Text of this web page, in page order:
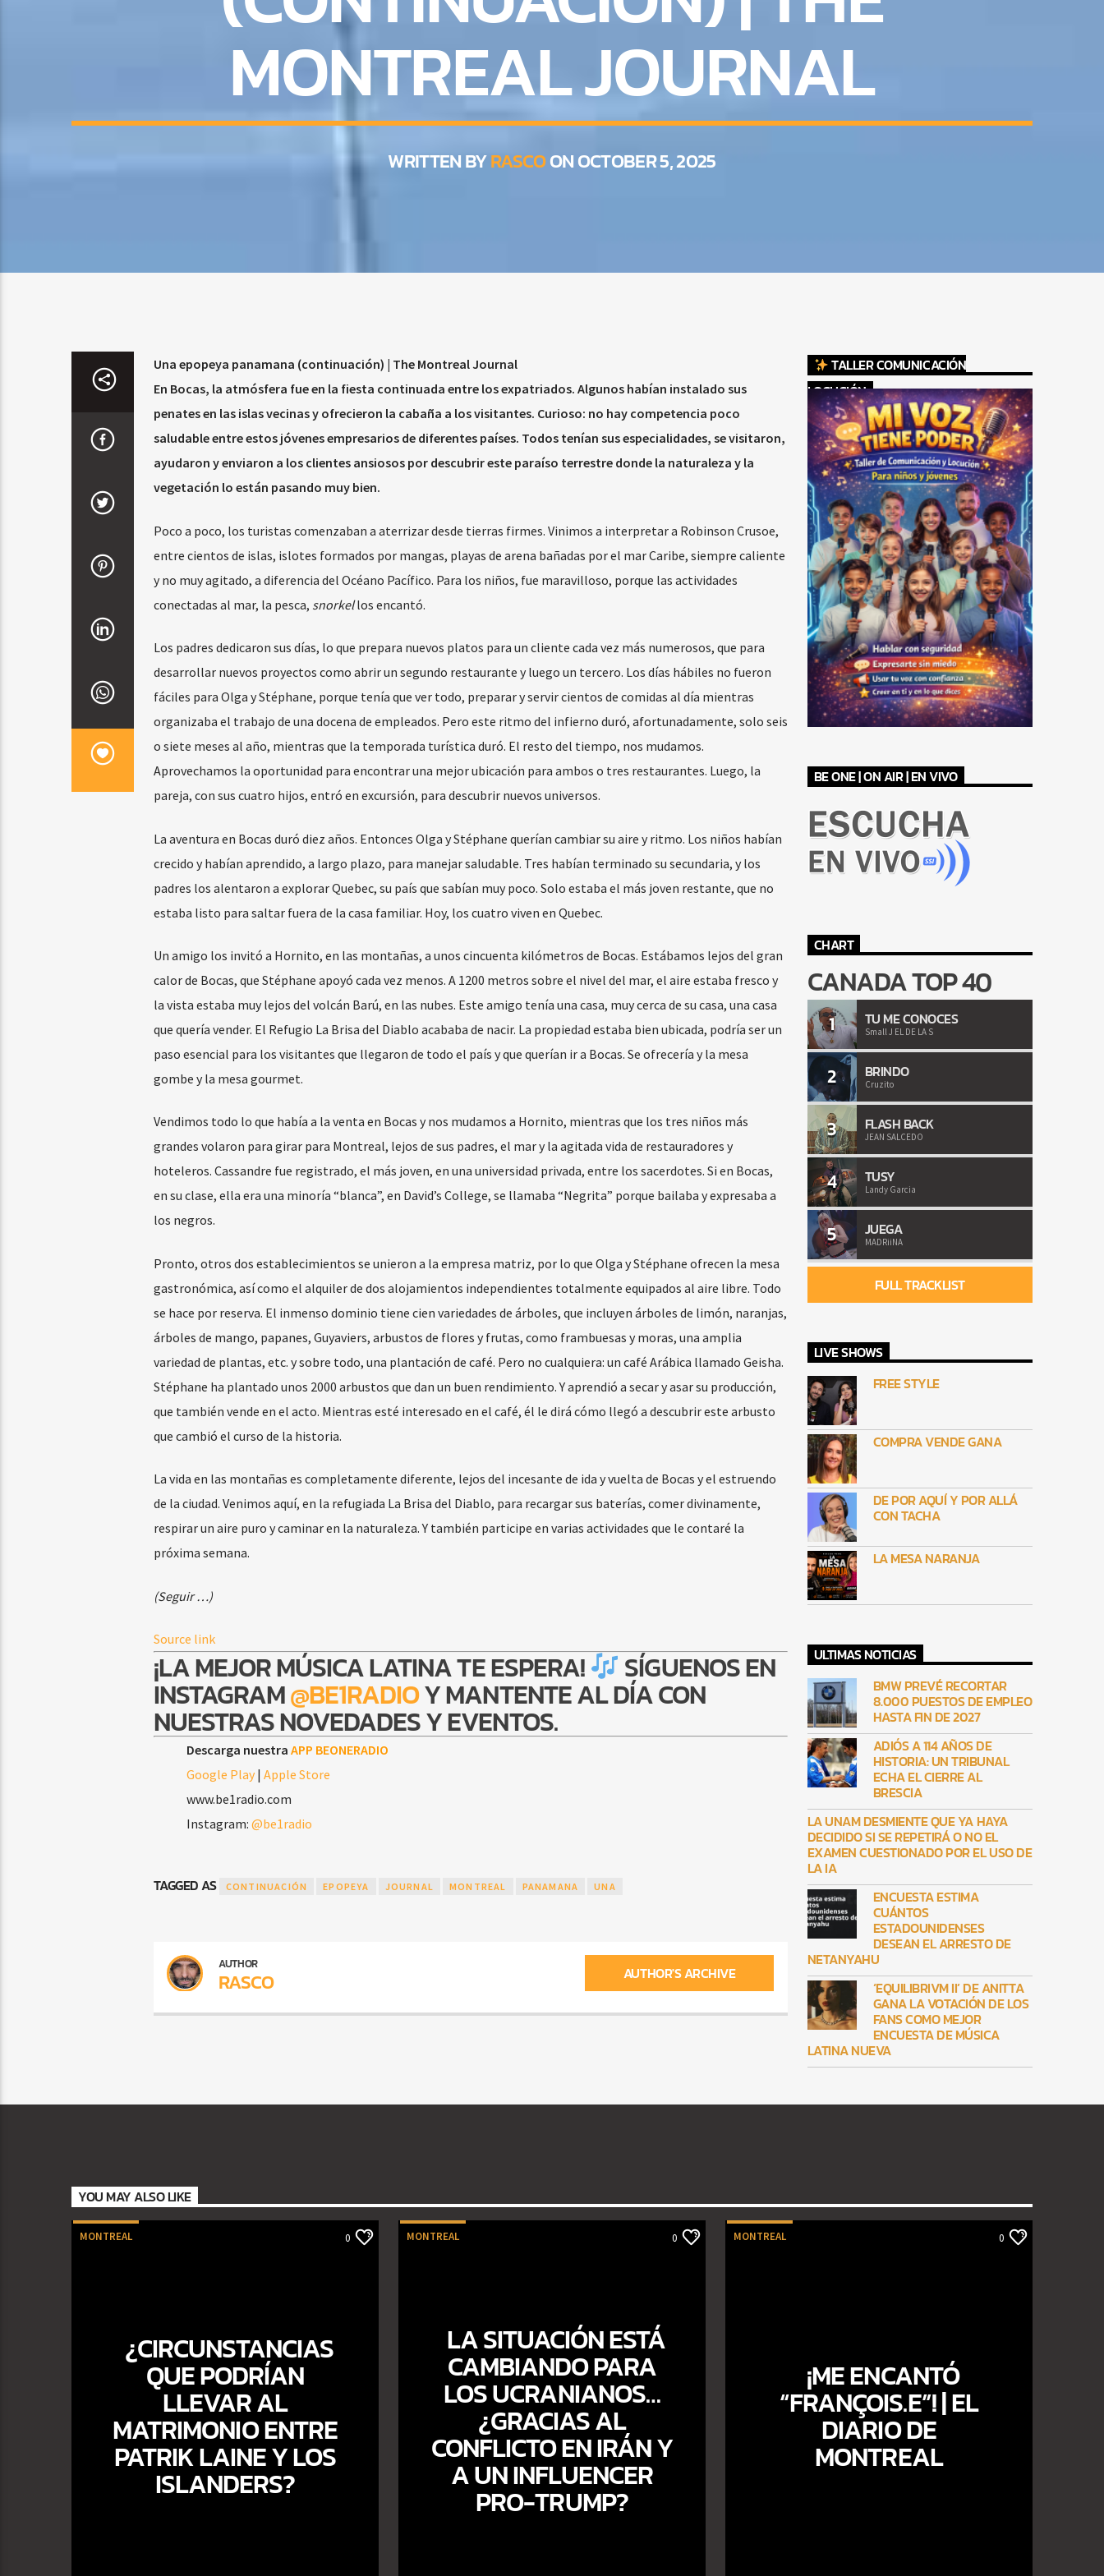
MONTREAL JOURNAL
WRITTEN BYRASCOON OCTOBER 5, 2025
Una epopeya panamana (continuación) | The Montreal Journal
En Bocas, la atmósfera fue en la fiesta continuada entre los expatriados. Algunos habían instalado sus
penates en las islas vecinas y ofrecieron la cabaña a los visitantes. Curioso: no hay competencia poco
saludable entre estos jóvenes empresarios de diferentes países. Todos tenían sus especialidades, se visitaron,
ayudaron y enviaron a los clientes ansiosos por descubrir este paraíso terrestre donde la naturaleza y la
vegetación lo están pasando muy bien.
Poco a poco, los turistas comenzaban a aterrizar desde tierras firmes. Vinimos a interpretar a Robinson Crusoe,
entre cientos de islas, islotes formados por mangas, playas de arena bañadas por el mar Caribe, siempre caliente
y no muy agitado, a diferencia del Océano Pacífico. Para los niños, fue maravilloso, porque las actividades
conectadas al mar, la pesca, snorkellos encantó.
Los padres dedicaron sus días, lo que prepara nuevos platos para un cliente cada vez más numerosos, que para
desarrollar nuevos proyectos como abrir un segundo restaurante y luego un tercero. Los días hábiles no fueron
fáciles para Olga y Stéphane, porque tenía que ver todo, preparar y servir cientos de comidas al día mientras
organizaba el trabajo de una docena de empleados. Pero este ritmo del infierno duró, afortunadamente, solo seis
o siete meses al año, mientras que la temporada turística duró. El resto del tiempo, nos mudamos.
Aprovechamos la oportunidad para encontrar una mejor ubicación para ambos o tres restaurantes. Luego, la
pareja, con sus cuatro hijos, entró en excursión, para descubrir nuevos universos.
La aventura en Bocas duró diez años. Entonces Olga y Stéphane querían cambiar su aire y ritmo. Los niños habían
crecido y habían aprendido, a largo plazo, para manejar saludable. Tres habían terminado su secundaria, y los
padres los alentaron a explorar Quebec, su país que sabían muy poco. Solo estaba el más joven restante, que no
estaba listo para saltar fuera de la casa familiar. Hoy, los cuatro viven en Quebec.
Un amigo los invitó a Hornito, en las montañas, a unos cincuenta kilómetros de Bocas. Estábamos lejos del gran
calor de Bocas, que Stéphane apoyó cada vez menos. A 1200 metros sobre el nivel del mar, el aire estaba fresco y
la vista estaba muy lejos del volcán Barú, en las nubes. Este amigo tenía una casa, muy cerca de su casa, una casa
que quería vender. El Refugio La Brisa del Diablo acababa de nacir. La propiedad estaba bien ubicada, podría ser un
paso esencial para los visitantes que llegaron de todo el país y que querían ir a Bocas. Se ofrecería y la mesa
gombe y la mesa gourmet.
Vendimos todo lo que había a la venta en Bocas y nos mudamos a Hornito, mientras que los tres niños más
grandes volaron para girar para Montreal, lejos de sus padres, el mar y la agitada vida de restauradores y
hoteleros. Cassandre fue registrado, el más joven, en una universidad privada, entre los sacerdotes. Si en Bocas,
en su clase, ella era una minoría “blanca”, en David’s College, se llamaba “Negrita” porque bailaba y expresaba a
los negros.
Pronto, otros dos establecimientos se unieron a la empresa matriz, por lo que Olga y Stéphane ofrecen la mesa
gastronómica, así como el alquiler de dos alojamientos independientes totalmente equipados al aire libre. Todo
se hace por reserva. El inmenso dominio tiene cien variedades de árboles, que incluyen árboles de limón, naranjas,
árboles de mango, papanes, Guyaviers, arbustos de flores y frutas, como frambuesas y moras, una amplia
variedad de plantas, etc. y sobre todo, una plantación de café. Pero no cualquiera: un café Arábica llamado Geisha.
Stéphane ha plantado unos 2000 arbustos que dan un buen rendimiento. Y aprendió a secar y asar su producción,
que también vende en el acto. Mientras esté interesado en el café, él le dirá cómo llegó a descubrir este arbusto
que cambió el curso de la historia.
La vida en las montañas es completamente diferente, lejos del incesante de ida y vuelta de Bocas y el estruendo
de la ciudad. Venimos aquí, en la refugiada La Brisa del Diablo, para recargar sus baterías, comer divinamente,
respirar un aire puro y caminar en la naturaleza. Y también participe en varias actividades que le contaré la
próxima semana.
(Seguir …)
Source link
¡LA MEJOR MÚSICA LATINA TE ESPERA! SÍGUENOS EN
INSTAGRAM@BE1RADIOY MANTENTE AL DÍA CON
NUESTRAS NOVEDADES Y EVENTOS.
Descarga nuestra APP BEONERADIO
Google Play| Apple Store
www.be1radio.com
Instagram: @be1radio
TAGGED AS CONTINUACIÓN EPOPEYA JOURNAL MONTREAL PANAMANA UNA
AUTHOR
RASCO AUTHOR'S ARCHIVE
TALLER COMUNICACIÓN
LOCUCIÓN
BE ONE | ON AIR | EN VIVO
CHART
CANADA TOP 40
1 TU ME CONOCES
Small J EL DE LA S
2 BRINDO
Cruzito
3 FLASH BACK
JEAN SALCEDO
4 TUSY
Landy Garcia
5 JUEGA
MADRiiNA
FULL TRACKLIST
LIVE SHOWS
FREE STYLE
COMPRA VENDE GANA
DE POR AQUÍ Y POR ALLÁ
CON TACHA
LA MESA NARANJA
ULTIMAS NOTICIAS
BMW PREVÉ RECORTAR
8.000 PUESTOS DE EMPLEO
HASTA FIN DE 2027
ADIÓS A 114 AÑOS DE
HISTORIA: UN TRIBUNAL
ECHA EL CIERRE AL
BRESCIA
LA UNAM DESMIENTE QUE YA HAYA
DECIDIDO SI SE REPETIRÁ O NO EL
EXAMEN CUESTIONADO POR EL USO DE
LA IA
ENCUESTA ESTIMA
CUÁNTOS
ESTADOUNIDENSES
DESEAN EL ARRESTO DE
NETANYAHU
‘EQUILIBRIVM II’ DE ANITTA
GANA LA VOTACIÓN DE LOS
FANS COMO MEJOR
ENCUESTA DE MÚSICA
LATINA NUEVA
YOU MAY ALSO LIKE
MONTREAL 0
¿CIRCUNSTANCIAS
QUE PODRÍAN
LLEVAR AL
MATRIMONIO ENTRE
PATRIK LAINE Y LOS
ISLANDERS?
MONTREAL 0
LA SITUACIÓN ESTÁ
CAMBIANDO PARA
LOS UCRANIANOS…
¿GRACIAS AL
CONFLICTO EN IRÁN Y
A UN INFLUENCER
PRO-TRUMP?
MONTREAL 0
¡ME ENCANTÓ
“FRANÇOIS.E”! | EL
DIARIO DE
MONTREAL